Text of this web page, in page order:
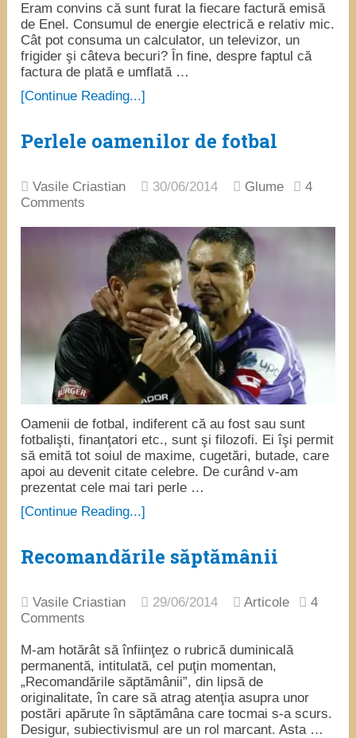
Eram convins că sunt furat la fiecare factură emisă
de Enel. Consumul de energie electrică e relativ mic.
Cât pot consuma un calculator, un televizor, un
frigider şi câteva becuri? În fine, despre faptul că
factura de plată e umflată …
[Continue Reading...]
Perlele oamenilor de fotbal
Vasile Criastian 30/06/2014 Glume
4
Comments
Oamenii de fotbal, indiferent că au fost sau sunt
fotbalişti, finanţatori etc., sunt şi filozofi. Ei îşi permit
să emită tot soiul de maxime, cugetări, butade, care
apoi au devenit citate celebre. De curând v-am
prezentat cele mai tari perle …
[Continue Reading...]
Recomandările săptămânii
Vasile Criastian 29/06/2014 Articole
4
Comments
M-am hotărât să înfiinţez o rubrică duminicală
permanentă, intitulată, cel puţin momentan,
„Recomandările săptămânii”, din lipsă de
originalitate, în care să atrag atenţia asupra unor
postări apărute în săptămâna care tocmai s-a scurs.
Desigur, subiectivismul are un rol marcant. Asta …